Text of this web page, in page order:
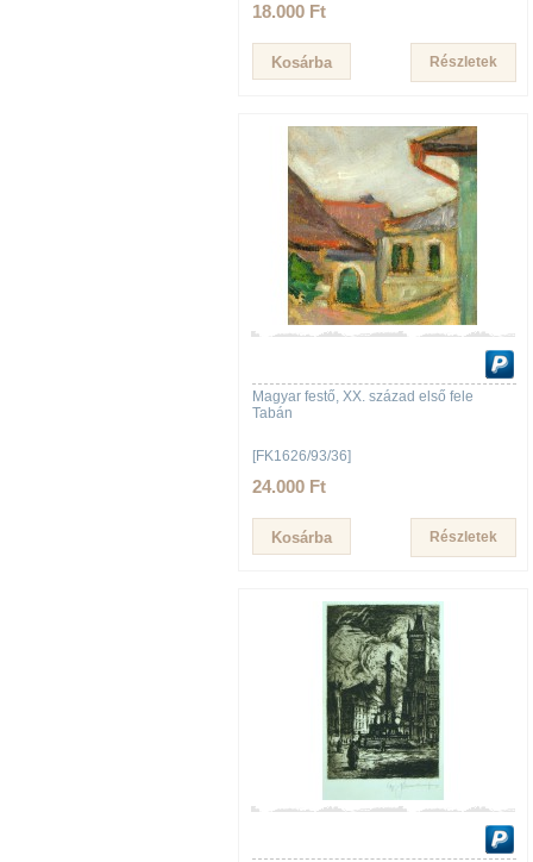
18.000 Ft
Részletek
Magyar festő, XX. század első fele
Tabán
[FK1626/93/36]
24.000 Ft
Részletek